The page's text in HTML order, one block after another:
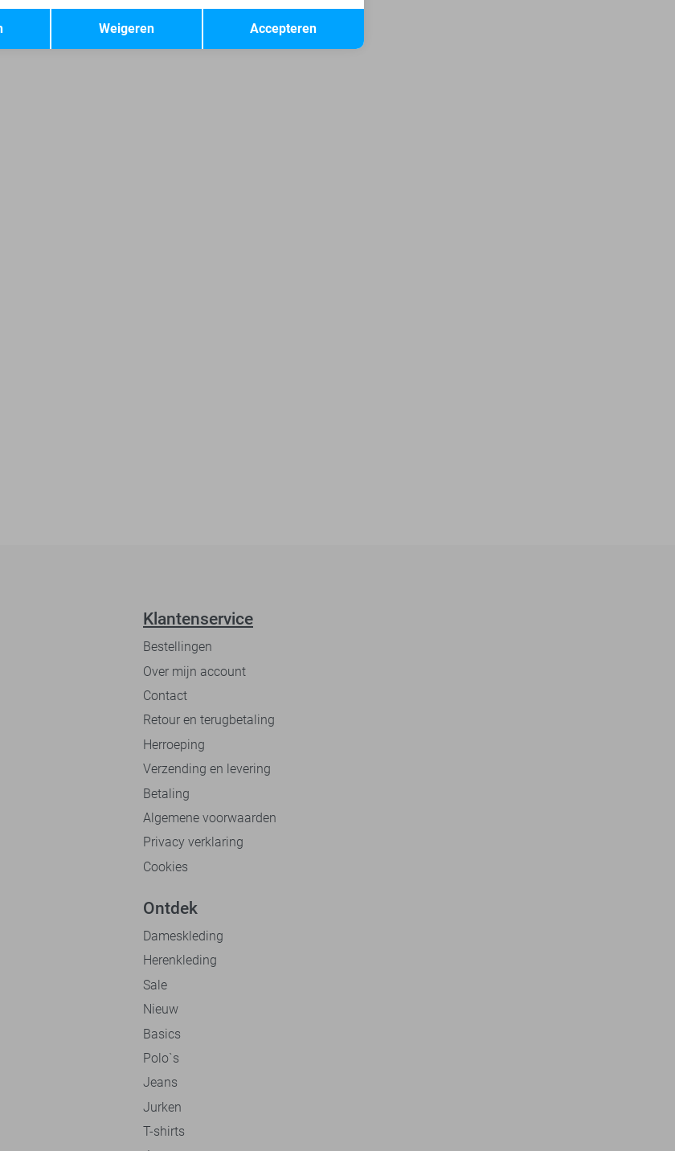
Klantenservice
Bestellingen
Over mijn account
Contact
Retour en terugbetaling
Herroeping
Verzending en levering
Betaling
Algemene voorwaarden
Privacy verklaring
Cookies
Ontdek
Dameskleding
Herenkleding
Sale
Nieuw
Basics
Polo`s
Jeans
Jurken
T-shirts
Terug Opslaan
Accepteren
Weigeren